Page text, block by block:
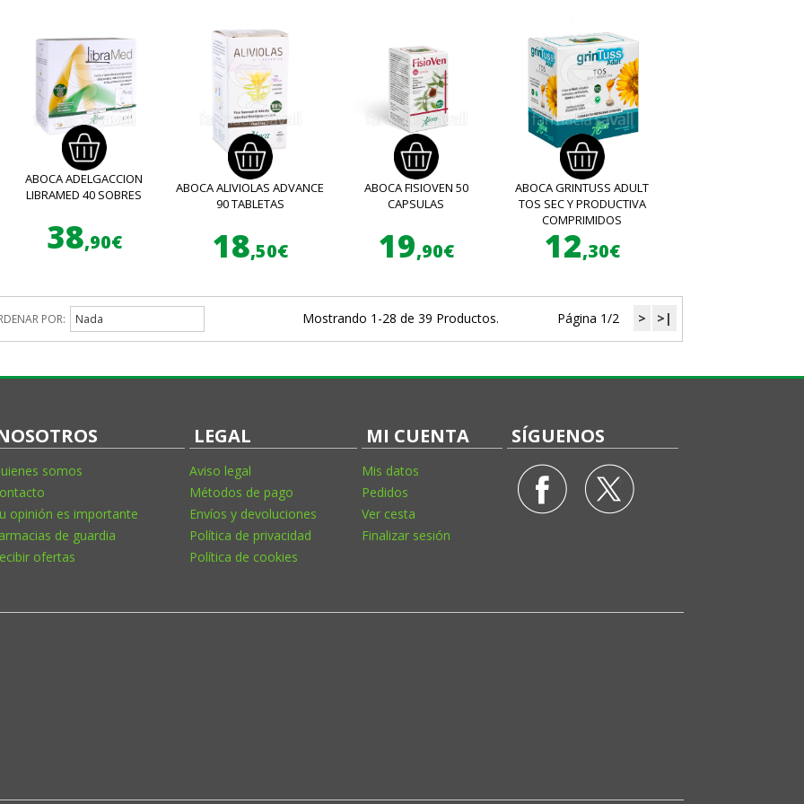
ABOCA ADELGACCION
LIBRAMED 40 SOBRES
38,90€
ABOCA ALIVIOLAS ADVANCE
90 TABLETAS
18,50€
ABOCA FISIOVEN 50
CAPSULAS
19,90€
ABOCA GRINTUSS ADULT
TOS SEC Y PRODUCTIVA
COMPRIMIDOS
12,30€
POR: Nada Mostrando 1-28 de 39 Productos. Página 1/2 > >|
somos
opinión es importante
de guardia
ofertas
LEGAL
Aviso legal
Métodos de pago
Envíos y devoluciones
Política de privacidad
Política de cookies
MI CUENTA
Mis datos
Pedidos
Ver cesta
Finalizar sesión
SÍGUENOS